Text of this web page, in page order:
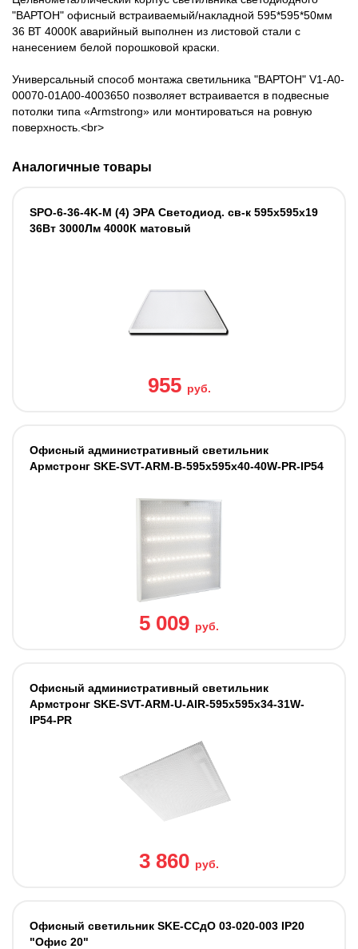
"ВАРТОН" офисный встраиваемый/накладной 595*595*50мм
36 ВТ 4000К аварийный выполнен из листовой стали с
нанесением белой порошковой краски.
Универсальный способ монтажа светильника "ВАРТОН" V1-A0-
00070-01A00-4003650 позволяет встраивается в подвесные
потолки типа «Armstrong» или монтироваться на ровную
поверхность.<br>
Аналогичные товары
SPO-6-36-4K-M (4) ЭРА Светодиод. св-к 595x595x19
36Вт 3000Лм 4000К матовый
955 руб.
Офисный административный светильник
Армстронг SKE-SVT-ARM-B-595x595x40-40W-PR-IP54
5 009 руб.
Офисный административный светильник
Армстронг SKE-SVT-ARM-U-AIR-595x595x34-31W-
IP54-PR
3 860 руб.
Офисный светильник SKE-ССдО 03-020-003 IP20
"Офис 20"